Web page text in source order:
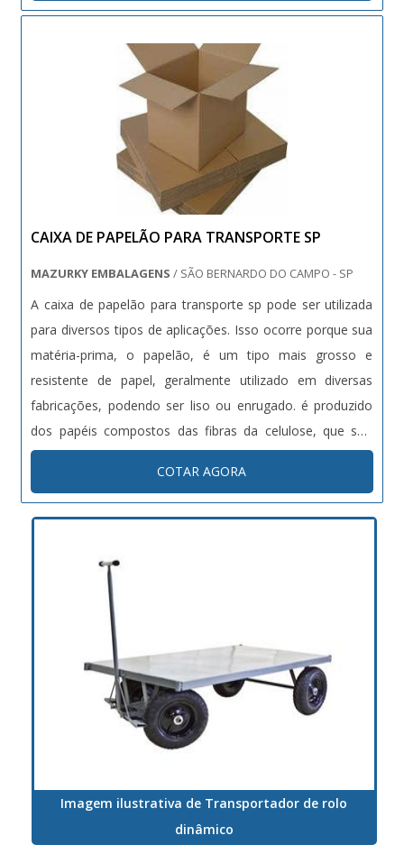
manter a...
CAIXA DE PAPELÃO PARA TRANSPORTE SP
MAZURKY EMBALAGENS/ SÃO BERNARDO DO CAMPO - SP
A caixa de papelão para transporte sp pode ser utilizada
para diversos tipos de aplicações. Isso ocorre porque sua
matéria-prima, o papelão, é um tipo mais grosso e
resistente de papel, geralmente utilizado em diversas
fabricações, podendo ser liso ou enrugado. é produzido
dos papéis compostos das fibras da celulose, que são
virgens ou reciclados. Principais aplicações da caixa de
papelão Cosméticos; Farmacêuticos; Alimentícios;
Eletroele...
COTAR AGORA
Imagem ilustrativa de Transportador de rolo
dinâmico